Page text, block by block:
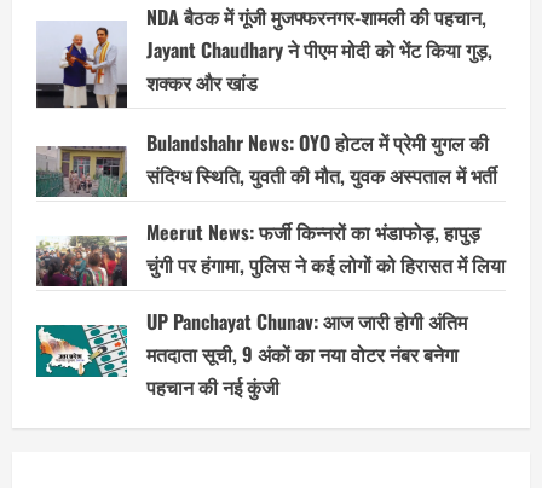
NDA बैठक में गूंजी मुजफ्फरनगर-शामली की पहचान,
Jayant Chaudhary ने पीएम मोदी को भेंट किया गुड़,
शक्कर और खांड
Bulandshahr News: OYO होटल में प्रेमी युगल की
संदिग्ध स्थिति, युवती की मौत, युवक अस्पताल में भर्ती
Meerut News: फर्जी किन्नरों का भंडाफोड़, हापुड़
चुंगी पर हंगामा, पुलिस ने कई लोगों को हिरासत में लिया
UP Panchayat Chunav: आज जारी होगी अंतिम
मतदाता सूची, 9 अंकों का नया वोटर नंबर बनेगा
पहचान की नई कुंजी